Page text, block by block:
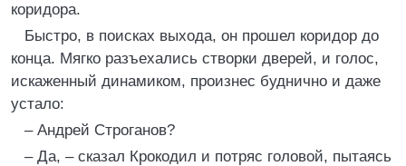
коридора.
Быстро, в поисках выхода, он прошел коридор до
конца. Мягко разъехались створки дверей, и голос,
искаженный динамиком, произнес буднично и даже
устало:
– Андрей Строганов?
– Да, – сказал Крокодил и потряс головой, пытаясь